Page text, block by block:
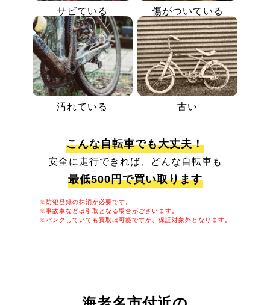
サビている 傷がついている
汚れている 古い
こんな自転車でも大丈夫！
安全に走行できれば、どんな自転車も
最低500円で買い取ります
※防犯登録の抹消が必要です。
※事故車などは引取となる場合がございます。
※パンクしていても買取は可能ですが、保証対象外となります。